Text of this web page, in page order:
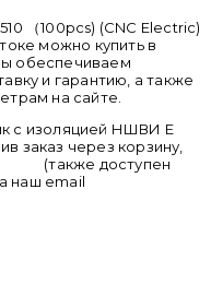
（100pcs) (CNC Electric)
можно купить в
обеспечиваем
и гарантию, а также
на сайте.
с изоляцией НШВИ E
заказ через корзину,
(также доступен
наш email